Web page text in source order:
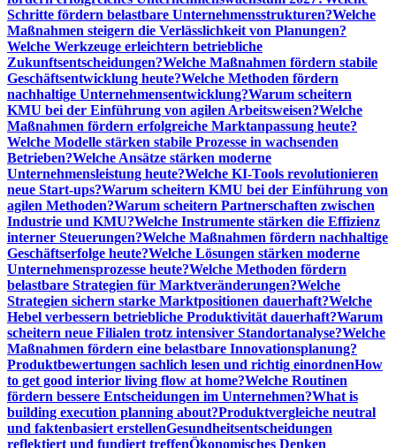
Schritte fördern belastbare Unternehmensstrukturen?Welche
Maßnahmen steigern die Verlässlichkeit von Planungen?
Welche Werkzeuge erleichtern betriebliche
Zukunftsentscheidungen?Welche Maßnahmen fördern stabile
Geschäftsentwicklung heute?Welche Methoden fördern
nachhaltige Unternehmensentwicklung?Warum scheitern
KMU bei der Einführung von agilen Arbeitsweisen?Welche
Maßnahmen fördern erfolgreiche Marktanpassung heute?
Welche Modelle stärken stabile Prozesse in wachsenden
Betrieben?Welche Ansätze stärken moderne
Unternehmensleistung heute?Welche KI-Tools revolutionieren
neue Start-ups?Warum scheitern KMU bei der Einführung von
agilen Methoden?Warum scheitern Partnerschaften zwischen
Industrie und KMU?Welche Instrumente stärken die Effizienz
interner Steuerungen?Welche Maßnahmen fördern nachhaltige
Geschäftserfolge heute?Welche Lösungen stärken moderne
Unternehmensprozesse heute?Welche Methoden fördern
belastbare Strategien für Marktveränderungen?Welche
Strategien sichern starke Marktpositionen dauerhaft?Welche
Hebel verbessern betriebliche Produktivität dauerhaft?Warum
scheitern neue Filialen trotz intensiver Standortanalyse?Welche
Maßnahmen fördern eine belastbare Innovationsplanung?
Produktbewertungen sachlich lesen und richtig einordnenHow
to get good interior living flow at home?Welche Routinen
fördern bessere Entscheidungen im Unternehmen?What is
building execution planning about?Produktvergleiche neutral
und faktenbasiert erstellenGesundheitsentscheidungen
reflektiert und fundiert treffenÖkonomisches Denken